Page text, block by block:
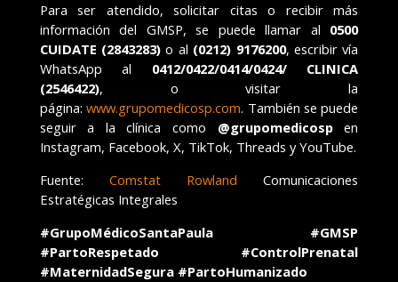
Para ser atendido, solicitar citas o recibir más
información del GMSP, se puede llamar al 0500
CUIDATE (2843283) o al (0212) 9176200, escribir vía
WhatsApp al 0412/0422/0414/0424/ CLINICA
(2546422), o visitar la
página:www.grupomedicosp.com. También se puede
seguir a la clínica como @grupomedicospen
Instagram, Facebook, X, TikTok, Threads y YouTube.
Fuente: Comstat Rowland Comunicaciones
Estratégicas Integrales
#GrupoMédicoSantaPaula #GMSP
#PartoRespetado #ControlPrenatal
#MaternidadSegura #PartoHumanizado